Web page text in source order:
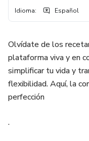
Idioma: Español
Olvídate de los
plataforma viva y en
simplificar tu vida y
flexibilidad. Aquí, la
perfección
.